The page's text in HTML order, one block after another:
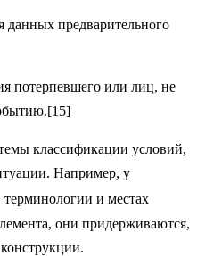
предварительного
или лиц, не
классификации условий,
Например, у
терминологии и местах
они придерживаются,